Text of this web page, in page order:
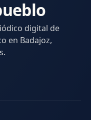
digital de
en Badajoz,